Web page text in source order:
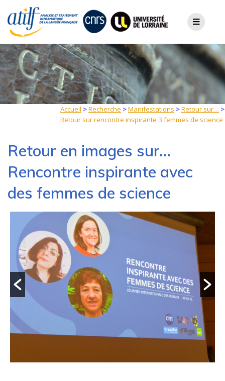
content
Accueil >Recherche >Manifestations >Retour sur… >
Retour sur rencontre inspirante 3 femmes de science
Retour en images sur…
Rencontre inspirante avec
des femmes de science